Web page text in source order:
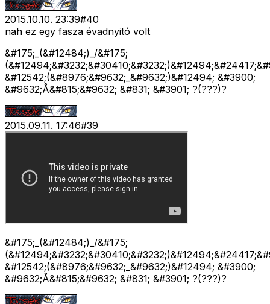
2015.10.10. 23:39#40
nah ez egy fasza évadnyitó volt
&#175;_(&#12484;)_/&#175;
&#12542;(&#8976;&#9632;_&#9632;)&#12494; &#3900;
&#9632;Å&#815;&#9632; &#831; &#3901; ?(???)?
2015.09.11. 17:46#39
&#175;_(&#12484;)_/&#175;
&#12542;(&#8976;&#9632;_&#9632;)&#12494; &#3900;
&#9632;Å&#815;&#9632; &#831; &#3901; ?(???)?